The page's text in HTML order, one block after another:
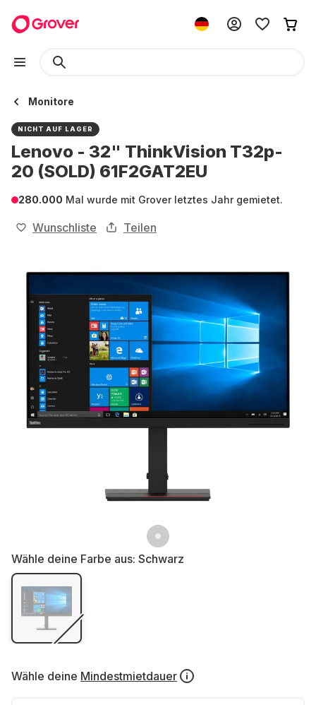
Monitore
NICHT AUF LAGER
Lenovo - 32" ThinkVision T32p-
20 (SOLD) 61F2GAT2EU
280.000 Mal wurde mit Grover letztes Jahr gemietet.
Wunschliste Teilen
Wähle deine Farbe aus: Schwarz
Wähle deine Mindestmietdauer